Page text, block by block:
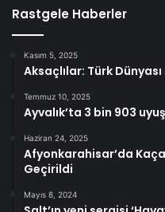
Rastgele Haberler
Kasım 5, 2025
Aksaçlılar: Türk
Temmuz 10, 2025
Ayvalık’ta 3 bin 903
Haziran 24, 2025
Afyonkarahisar’da
Geçirildi
Mayıs 8, 2024